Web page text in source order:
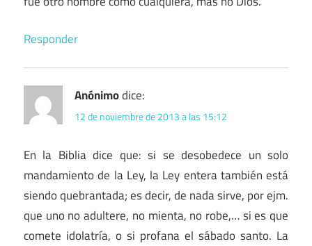
Responder
Anónimodice:
12 de noviembre de 2013 a las 15:12
En la Biblia dice que: si se desobedece un solo
mandamiento de la Ley, la Ley entera también está
siendo quebrantada; es decir, de nada sirve, por ejm.
que uno no adultere, no mienta, no robe,… si es que
comete idolatría, o si profana el sábado santo. La